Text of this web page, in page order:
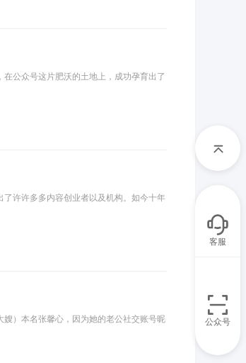
公众号这片肥沃的土地上，成功孕育出了
许许多多内容创业者以及机构。如今十年
）本名张馨心，因为她的老公社交账号昵
客服
公众号